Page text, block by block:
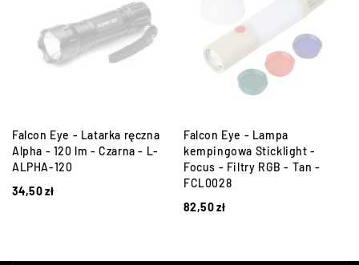
Falcon Eye - Latarka ręczna
Alpha - 120 lm - Czarna - L-
ALPHA-120
34,50zł
Falcon Eye - Lampa
kempingowa Sticklight -
Focus - Filtry RGB - Tan -
FCL0028
82,50zł